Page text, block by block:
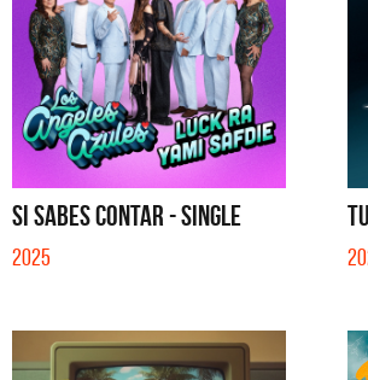
SI SABES CONTAR - SINGLE
2025